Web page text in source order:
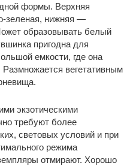
формы. Верхняя
зеленая, нижняя —
образовывать белый
пригодна для
емкости, где она
Размножается вегетативным
экзотическими
требуют более
световых условий и при
режима
отмирают. Хорошо